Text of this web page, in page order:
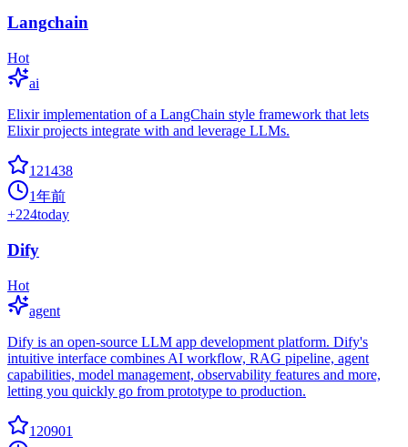
Langchain
Hot
ai
Elixir implementation of a LangChain style framework that lets
Elixir projects integrate with and leverage LLMs.
121438
1年前
+224today
Dify
Hot
agent
Dify is an open-source LLM app development platform. Dify's
intuitive interface combines AI workflow, RAG pipeline, agent
capabilities, model management, observability features and more,
letting you quickly go from prototype to production.
120901